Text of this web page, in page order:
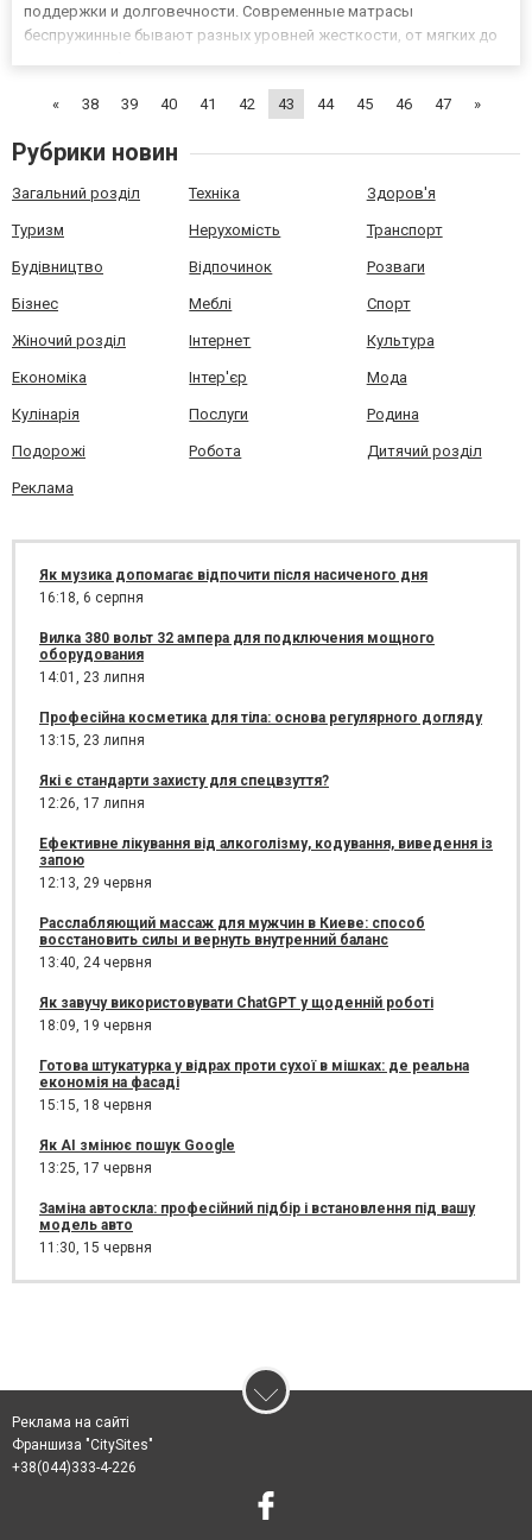
поддержки и долговечности. Современные матрасы
беспружинные бывают разных уровней жесткости, от мягких до
предпочитает мя...
« 38 39 40 41 42 43 44 45 46 47 »
Рубрики новин
Загальний розділ Техніка Здоров'я
Туризм Нерухомість Транспорт
Будівництво Відпочинок Розваги
Бізнес Меблі Спорт
Жіночий розділ Інтернет Культура
Економіка Інтер'єр Мода
Кулінарія Послуги Родина
Подорожі Робота Дитячий розділ
Реклама
Як музика допомагає відпочити після насиченого дня
16:18, 6 серпня
Вилка 380 вольт 32 ампера для подключения мощного
оборудования
14:01, 23 липня
Професійна косметика для тіла: основа регулярного догляду
13:15, 23 липня
Які є стандарти захисту для спецвзуття?
12:26, 17 липня
Ефективне лікування від алкоголізму, кодування, виведення із
запою
12:13, 29 червня
Расслабляющий массаж для мужчин в Киеве: способ
восстановить силы и вернуть внутренний баланс
13:40, 24 червня
Як завучу використовувати ChatGPT у щоденній роботі
18:09, 19 червня
Готова штукатурка у відрах проти сухої в мішках: де реальна
економія на фасаді
15:15, 18 червня
Як AI змінює пошук Google
13:25, 17 червня
Заміна автоскла: професійний підбір і встановлення під вашу
модель авто
11:30, 15 червня
Реклама на сайті
Франшиза "CitySites"
+38(044)333-4-226